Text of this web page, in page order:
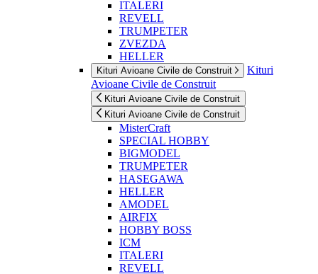
ITALERI
REVELL
TRUMPETER
ZVEZDA
HELLER
Kituri Avioane Civile de Construit
Kituri
Avioane Civile de Construit
Kituri Avioane Civile de Construit
Kituri Avioane Civile de Construit
MisterCraft
SPECIAL HOBBY
BIGMODEL
TRUMPETER
HASEGAWA
HELLER
AMODEL
AIRFIX
HOBBY BOSS
ICM
ITALERI
REVELL